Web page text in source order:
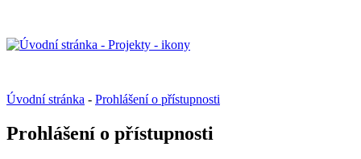
Úvodní stránka - Prohlášení o přístupnosti
Prohlášení o přístupnosti